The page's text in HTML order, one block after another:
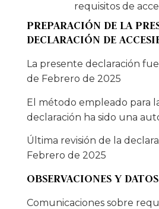
requisitos de
PREPARACIÓN DE LA
DECLARACIÓN DE
La presente declaración
de Febrero de 2025
El método empleado para
declaración ha sido una
Última revisión de la
Febrero de 2025
OBSERVACIONES Y
Comunicaciones sobre